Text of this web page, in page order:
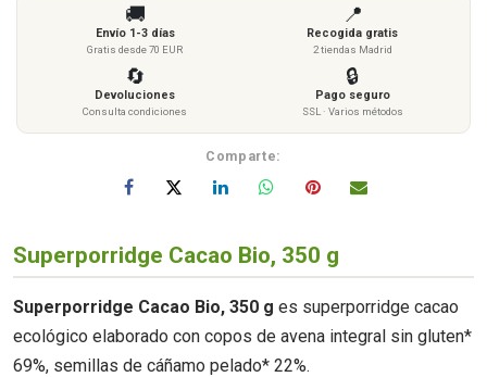
🚚
Envío 1-3 días
Gratis desde 70 EUR
📍
Recogida gratis
2 tiendas Madrid
🔄
Devoluciones
Consulta condiciones
🔒
Pago seguro
SSL · Varios métodos
Comparte:
Superporridge Cacao Bio, 350 g
Superporridge Cacao Bio, 350 g es superporridge cacao
ecológico elaborado con copos de avena integral sin gluten*
69%, semillas de cáñamo pelado* 22%.